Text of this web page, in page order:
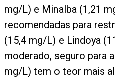
mg/L) e Minalba (1,21
recomendadas para
(15,4 mg/L) e Lindoya
moderado, seguro para
mg/L) tem o teor mais